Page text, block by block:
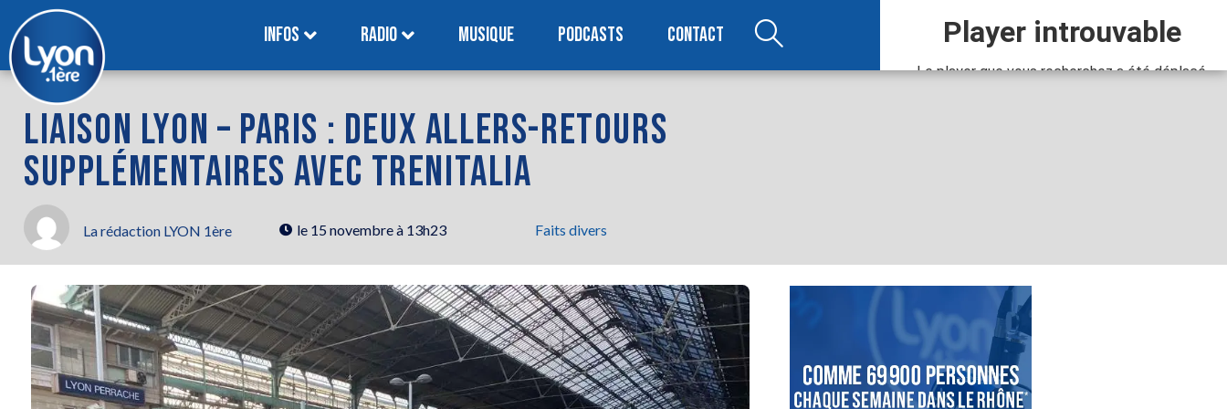
INFOS RADIO MUSIQUE PODCASTS CONTACT
LIAISON LYON – PARIS : DEUX ALLERS-RETOURS
SUPPLÉMENTAIRES AVEC TRENITALIA
La rédaction LYON 1ère le 15 novembre à 13h23 Faits divers